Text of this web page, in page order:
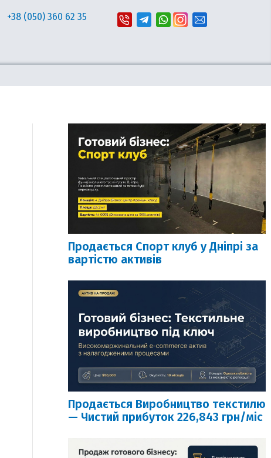
+38 (050) 360 62 35
Продається Спорт клуб у Дніпрі за
вартістю активів
Продається Виробництво текстилю
— Чистий прибуток 226,843 грн/міс